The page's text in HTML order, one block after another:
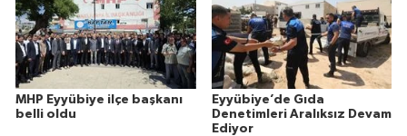
MHP Eyyübiye ilçe başkanı
belli oldu
Eyyübiye’de Gıda
Denetimleri Aralıksız Devam
Ediyor